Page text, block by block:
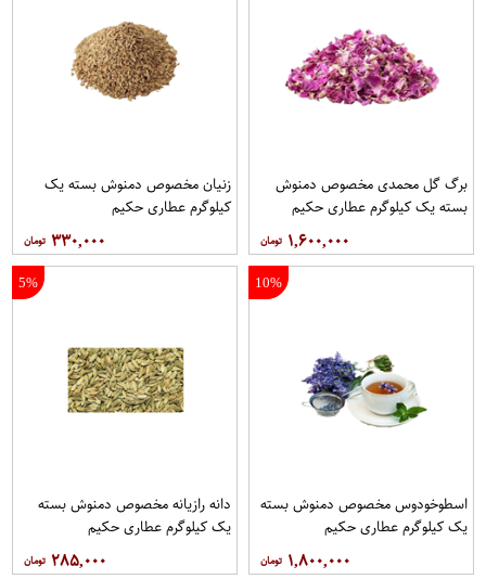
برگ گل محمدی مخصوص دمنوش
بسته یک کیلوگرم عطاری حکیم
۱,۶۰۰,۰۰۰
زنیان مخصوص دمنوش بسته یک
کیلوگرم عطاری حکیم
۳۳۰,۰۰۰
10%
اسطوخودوس مخصوص دمنوش بسته
یک کیلوگرم عطاری حکیم
۱,۸۰۰,۰۰۰
5%
دانه رازیانه مخصوص دمنوش بسته
یک کیلوگرم عطاری حکیم
۲۸۵,۰۰۰